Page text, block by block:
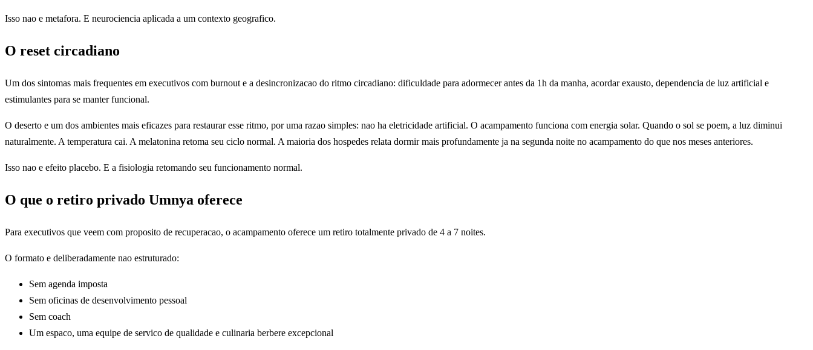
Isso nao e metafora. E neurociencia aplicada a um contexto geografico.
O reset circadiano
Um dos sintomas mais frequentes em executivos com burnout e a desincronizacao do ritmo circadiano: dificuldade para adormecer antes da 1h da manha, acordar exausto, dependencia de luz artificial e
estimulantes para se manter funcional.
O deserto e um dos ambientes mais eficazes para restaurar esse ritmo, por uma razao simples: nao ha eletricidade artificial. O acampamento funciona com energia solar. Quando o sol se poem, a luz diminui
naturalmente. A temperatura cai. A melatonina retoma seu ciclo normal. A maioria dos hospedes relata dormir mais profundamente ja na segunda noite no acampamento do que nos meses anteriores.
Isso nao e efeito placebo. E a fisiologia retomando seu funcionamento normal.
O que o retiro privado Umnya oferece
Para executivos que veem com proposito de recuperacao, o acampamento oferece um retiro totalmente privado de 4 a 7 noites.
O formato e deliberadamente nao estruturado:
Sem agenda imposta
Sem oficinas de desenvolvimento pessoal
Sem coach
Um espaco, uma equipe de servico de qualidade e culinaria berbere excepcional